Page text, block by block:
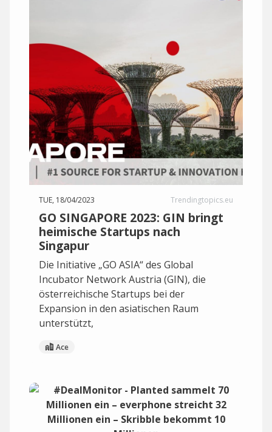
TUE, 18/04/2023 Trendingtopics.eu
GO SINGAPORE 2023: GIN bringt
heimische Startups nach
Singapur
Die Initiative „GO ASIA“ des Global
Incubator Network Austria (GIN), die
österreichische Startups bei der
Expansion in den asiatischen Raum
unterstützt,
Ace